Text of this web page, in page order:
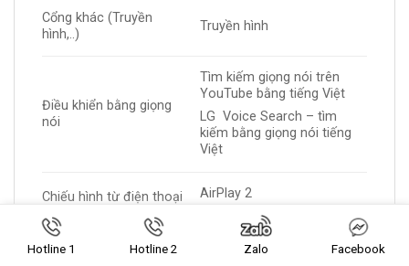
Cổng khác (Truyền
hình,..)
Truyền hình
Điều khiển bằng giọng
nói
Tìm kiếm giọng nói trên
YouTube bằng tiếng Việt
LG Voice Search – tìm
kiếm bằng giọng nói tiếng
Việt
Chiếu hình từ điện thoại
lên TV
AirPlay 2
Google Cast
Hotline 1 Hotline 2 Zalo Facebook